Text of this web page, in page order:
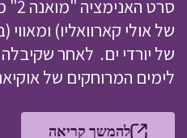
של אולי קארוואליו)
של יורדי ים. לאחר
לימים המרוחקים של
להמשך קריאה